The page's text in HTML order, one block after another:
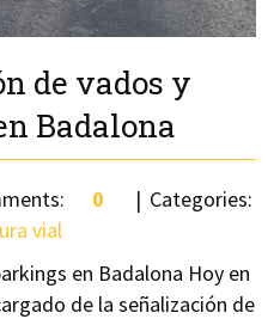
de vados y
Badalona
0
Categories:
vial
en Badalona Hoy en
de la señalización de